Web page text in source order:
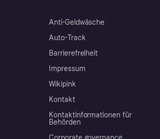
Anti-Geldwäsche
Auto-Track
Barrierefreiheit
Impressum
Wikipink
Kontakt
Kontaktinformationen für
Behörden